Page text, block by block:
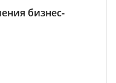
бизнес-